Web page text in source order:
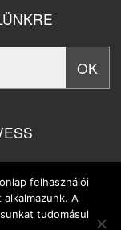
felhasználói
A
tudomásul